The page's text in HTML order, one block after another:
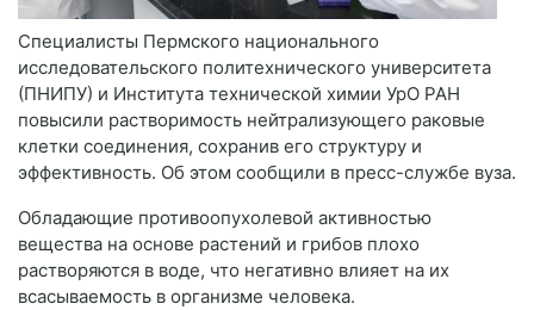
Специалисты Пермского национального
исследовательского политехнического университета
(ПНИПУ) и Института технической химии УрО РАН
повысили растворимость нейтрализующего раковые
клетки соединения, сохранив его структуру и
эффективность. Об этом сообщили в пресс-службе вуза.
Обладающие противоопухолевой активностью
вещества на основе растений и грибов плохо
растворяются в воде, что негативно влияет на их
всасываемость в организме человека.